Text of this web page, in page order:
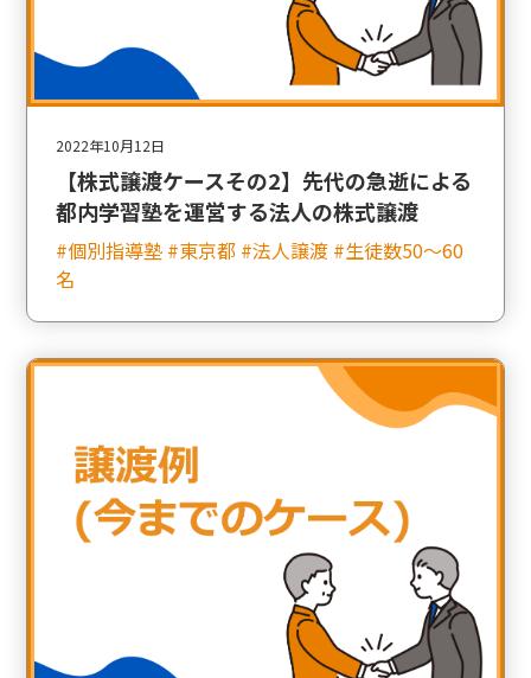
2022年10月12日
【株式譲渡ケースその2】先代の急逝による
都内学習塾を運営する法人の株式譲渡
#個別指導塾 #東京都 #法人譲渡 #生徒数50〜60
名